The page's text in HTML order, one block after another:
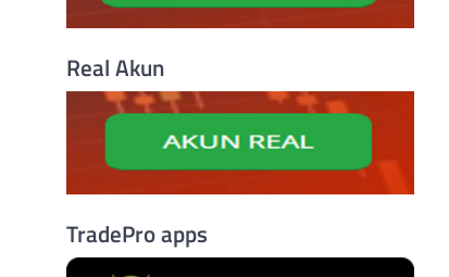
Real Akun
TradePro apps